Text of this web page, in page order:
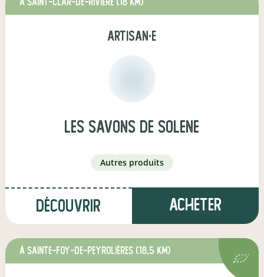
artisan·e
les savons de solene
autres produits
Découvrir Acheter
à Sainte-Foy-de-Peyrolières (18,5 km)